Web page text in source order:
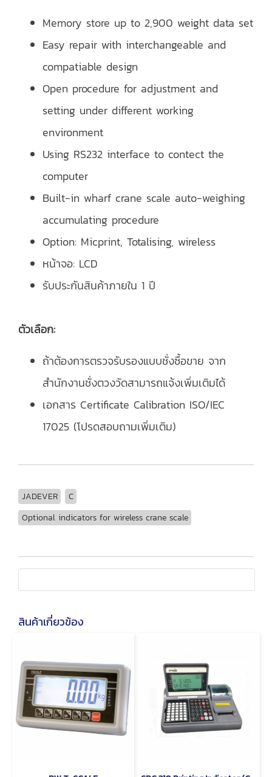
Memory store up to 2,900 weight data set
Easy repair with interchangeable and
compatiable design
Open procedure for adjustment and
setting under different working
environment
Using RS232 interface to contect the
computer
Built-in wharf crane scale auto-weighing
accumulating procedure
Option: Micprint, Totalising, wireless
หน้าจอ: LCD
รับประกันสินค้าภายใน 1 ปี
ตัวเลือก:
ถ้าต้องการตรวจรับรองแบบชั่งซื้อขาย จาก
สำนักงานชั่งตวงวัดสามารถแจ้งเพิ่มเติมได้
เอกสาร Certificate Calibration ISO/IEC
17025 (โปรดสอบถามเพิ่มเติม)
JADEVER
C
Optional indicators for wireless crane scale
สินค้าเกี่ยวข้อง